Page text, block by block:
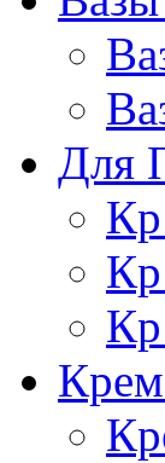
Для
Кр
Кр